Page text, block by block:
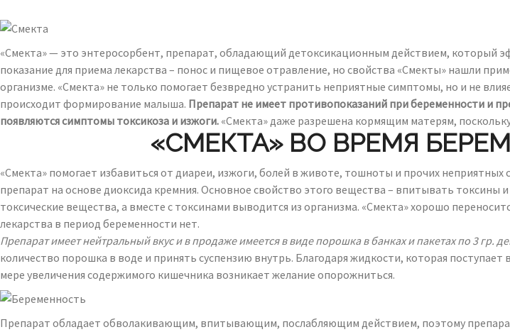
«Смекта» — это энтеросорбент, препарат, обладающий детоксикационным действием, который
показание для приема лекарства – понос и пищевое отравление, но свойства «Смекты» нашли
организме. «Смекта» не только помогает безвредно устранить неприятные симптомы, но и не
происходит формирование малыша. Препарат не имеет противопоказаний при беременности и
появляются симптомы токсикоза и изжоги. «Смекта» даже разрешена кормящим матерям,
«СМЕКТА» ВО ВРЕМЯ
«Смекта» помогает избавиться от диареи, изжоги, болей в животе, тошноты и прочих
препарат на основе диоксида кремния. Основное свойство этого вещества – впитывать токсины
токсические вещества, а вместе с токсинами выводится из организма. «Смекта» хорошо
лекарства в период беременности нет.
Препарат имеет нейтральный вкус и в продаже имеется в виде порошка в банках и пакетах по 3 гр.
количество порошка в воде и принять суспензию внутрь. Благодаря жидкости, которая
мере увеличения содержимого кишечника возникает желание опорожниться.
Препарат обладает обволакивающим, впитывающим, послабляющим действием, поэтому